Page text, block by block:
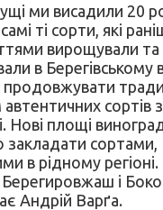
ми висадили 20
ті сорти, які
вирощували та
в Берегівському
сортів
Нові площі
закладати сортами,
в рідному регіоні.
і
Андрій Варґа.